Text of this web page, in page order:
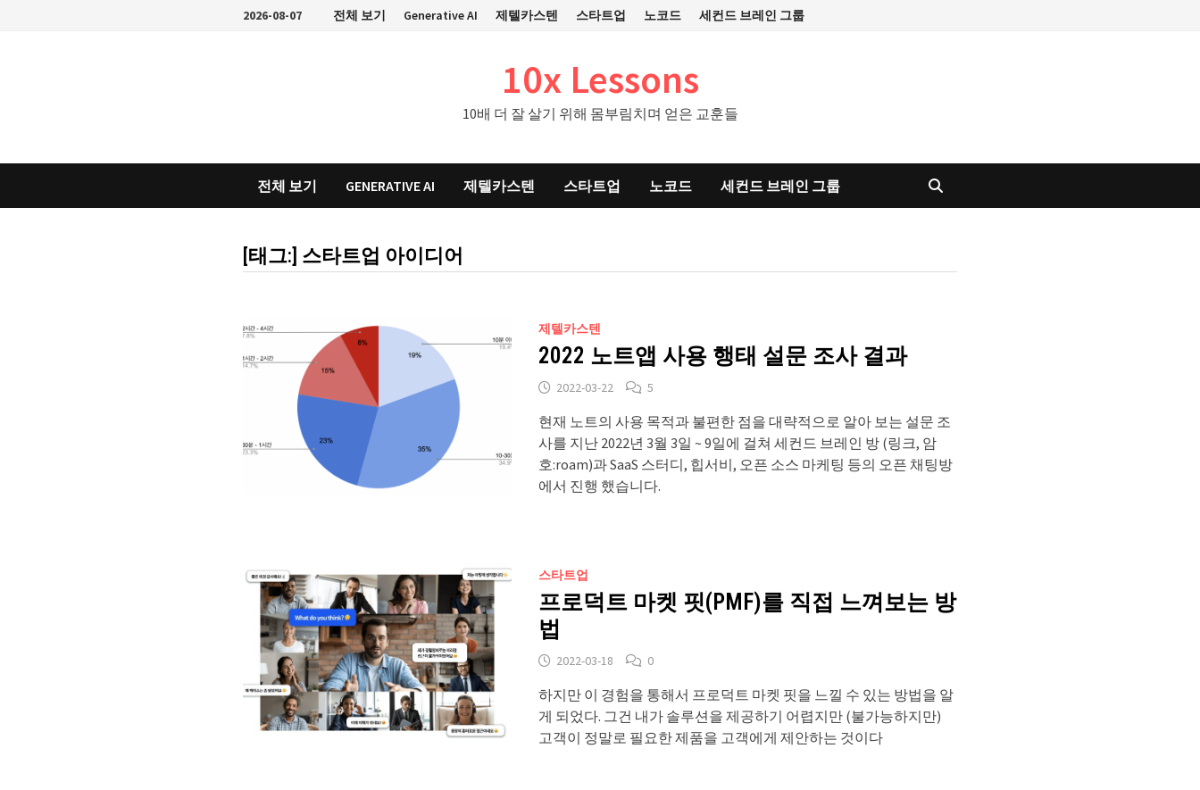
2026-08-07 전체 보기 Generative AI 제텔카스텐 스타트업 노코드 세컨드 브레인 그룹
10x Lessons
10배 더 잘 살기 위해 몸부림치며 얻은 교훈들
전체 보기 GENERATIVE AI 제텔카스텐 스타트업 노코드 세컨드 브레인 그룹
[태그:] 스타트업 아이디어
제텔카스텐
2022 노트앱 사용 행태 설문 조사 결과
2022-03-22 5
현재 노트의 사용 목적과 불편한 점을 대략적으로 알아 보는 설문 조
사를 지난 2022년 3월 3일 ~ 9일에 걸쳐 세컨드 브레인 방 (링크, 암
호:roam)과 SaaS 스터디, 힙서비, 오픈 소스 마케팅 등의 오픈 채팅방
에서 진행 했습니다.
스타트업
프로덕트 마켓 핏(PMF)를 직접 느껴보는 방
법
2022-03-18 0
하지만 이 경험을 통해서 프로덕트 마켓 핏을 느낄 수 있는 방법을 알
게 되었다. 그건 내가 솔루션을 제공하기 어렵지만 (불가능하지만)
고객이 정말로 필요한 제품을 고객에게 제안하는 것이다